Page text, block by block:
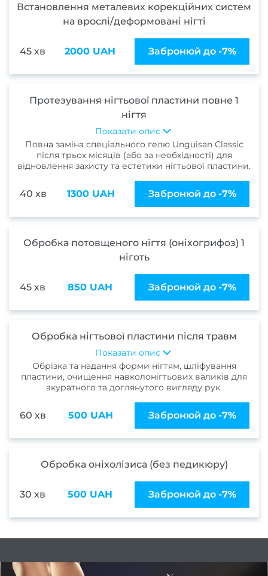
Встановлення металевих корекційних систем
на врослі/деформовані нігті
45 хв 2000 UAH Забронюй до -7%
Протезування нігтьової пластини повне 1
нігтя
Показати опис
Повна заміна спеціального гелю Unguisan Classic
після трьох місяців (або за необхідності) для
відновлення захисту та естетики нігтьової пластини.
40 хв 1300 UAH Забронюй до -7%
Обробка потовщеного нігтя (оніхогрифоз) 1
ніготь
45 хв 850 UAH Забронюй до -7%
Обробка нігтьової пластини після травм
Показати опис
Обрізка та надання форми нігтям, шліфування
пластини, очищення навколонігтьових валиків для
акуратного та доглянутого вигляду рук.
60 хв 500 UAH Забронюй до -7%
Обробка оніхолізиса (без педикюру)
30 хв 500 UAH Забронюй до -7%